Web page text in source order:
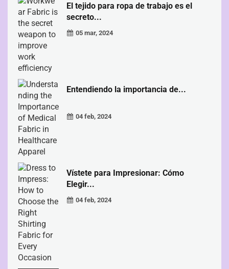
El tejido para ropa de trabajo es el
secreto...
05 mar, 2024
Entendiendo la importancia de...
04 feb, 2024
Vístete para Impresionar: Cómo
Elegir...
04 feb, 2024